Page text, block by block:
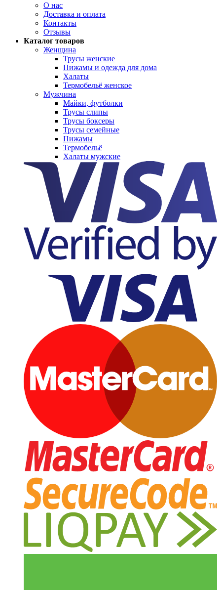
О нас
Доставка и оплата
Контакты
Отзывы
Каталог товаров
Женщина
Трусы женские
Пижамы и одежда для дома
Халаты
Термобельё женское
Мужчина
Майки, футболки
Трусы слипы
Трусы боксеры
Трусы семейные
Пижамы
Термобельё
Халаты мужские